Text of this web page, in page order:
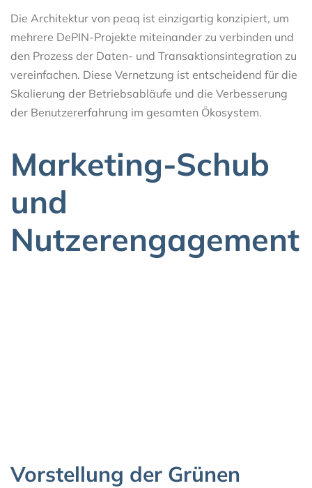
Die Architektur von peaq ist einzigartig konzipiert, um
mehrere DePIN-Projekte miteinander zu verbinden und
den Prozess der Daten- und Transaktionsintegration zu
vereinfachen. Diese Vernetzung ist entscheidend für die
Skalierung der Betriebsabläufe und die Verbesserung
der Benutzererfahrung im gesamten Ökosystem.
Marketing-Schub
und
Nutzerengagement
Vorstellung der Grünen